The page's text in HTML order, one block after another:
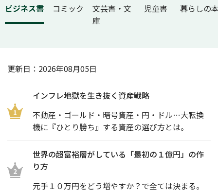
ビジネス書 コミック
文芸書・文
庫
児童書 暮らしの
更新日： 2026年08月05日
1
インフレ地獄を生き抜く資産戦略
不動産・ゴールド・暗号資産・円・ドル…大転換
機に『ひとり勝ち』する資産の選び方とは。
2
世界の超富裕層がしている「最初の１億円」の作
り方
元手１０万円をどう増やすか？で全ては決まる。